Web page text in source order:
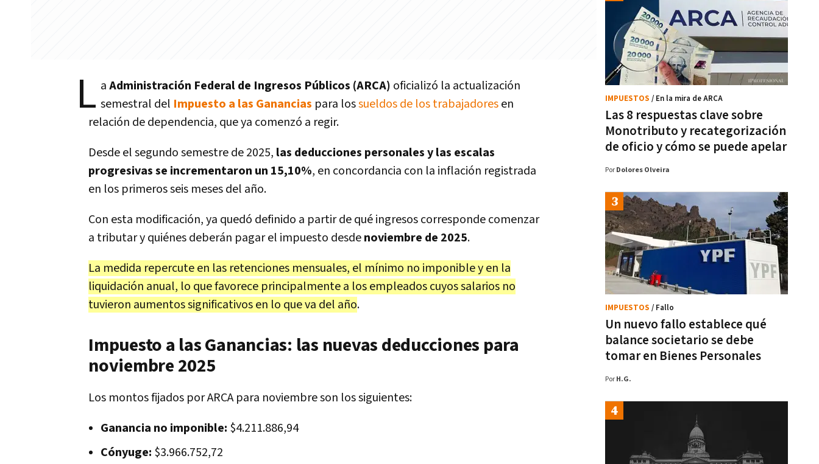
L aAdministración Federal de Ingresos Públicos (ARCA) oficializó la actualización
semestral del Impuesto a las Ganancias para lossueldos de los trabajadoresen
relación de dependencia, que ya comenzó a regir.
Desde el segundo semestre de 2025, las deducciones personales y las escalas
progresivas se incrementaron un 15,10%, en concordancia con la inflación registrada
en los primeros seis meses del año.
Con esta modificación, ya quedó definido a partir de qué ingresos corresponde comenzar
a tributar y quiénes deberán pagar el impuesto desdenoviembre de 2025.
La medida repercute en las retenciones mensuales, el mínimo no imponible y en la
liquidación anual, lo que favorece principalmente a los empleados cuyos salarios no
tuvieron aumentos significativos en lo que va del año.
Impuesto a las Ganancias: las nuevas deducciones para
noviembre 2025
Los montos fijados por ARCA para noviembre son los siguientes:
Ganancia no imponible: $4.211.886,94
Cónyuge: $3.966.752,72
Las 8 respuestas clave sobre
Monotributo y recategorización
de oficio y cómo se puede apelar
IMPUESTOS / En la mira de ARCA
Por Dolores Olveira
Un nuevo fallo establece qué
balance societario se debe
tomar en Bienes Personales
IMPUESTOS / Fallo
Por H.G.